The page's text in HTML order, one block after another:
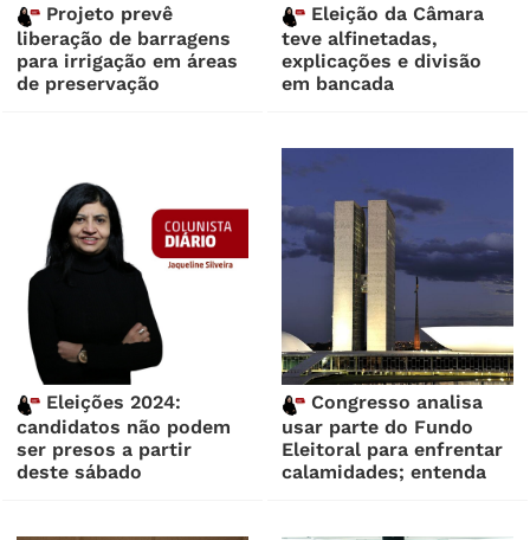
Projeto prevê
liberação de barragens
para irrigação em áreas
de preservação
Eleição da Câmara
teve alfinetadas,
explicações e divisão
em bancada
Eleições 2024:
candidatos não podem
ser presos a partir
deste sábado
Congresso analisa
usar parte do Fundo
Eleitoral para enfrentar
calamidades; entenda